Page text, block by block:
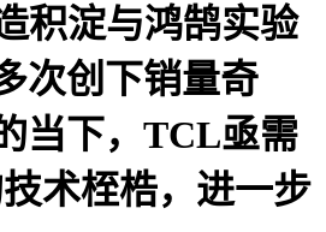
积淀与鸿鹄实验
次创下销量奇
下， TCL亟需
术桎梏，进一步